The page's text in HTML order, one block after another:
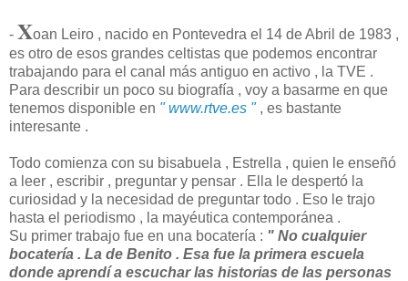
- Xoan Leiro , nacido en Pontevedra el 14 de Abril de 1983 ,
es otro de esos grandes celtistas que podemos encontrar
trabajando para el canal más antiguo en activo , la TVE .
Para describir un poco su biografía , voy a basarme en que
tenemos disponible en " www.rtve.es " , es bastante
interesante .
Todo comienza con su bisabuela , Estrella , quien le enseñó
a leer , escribir , preguntar y pensar . Ella le despertó la
curiosidad y la necesidad de preguntar todo . Eso le trajo
hasta el periodismo , la mayéutica contemporánea .
Su primer trabajo fue en una bocatería : " No cualquier
bocatería . La de Benito . Esa fue la primera escuela
donde aprendí a escuchar las historias de las personas